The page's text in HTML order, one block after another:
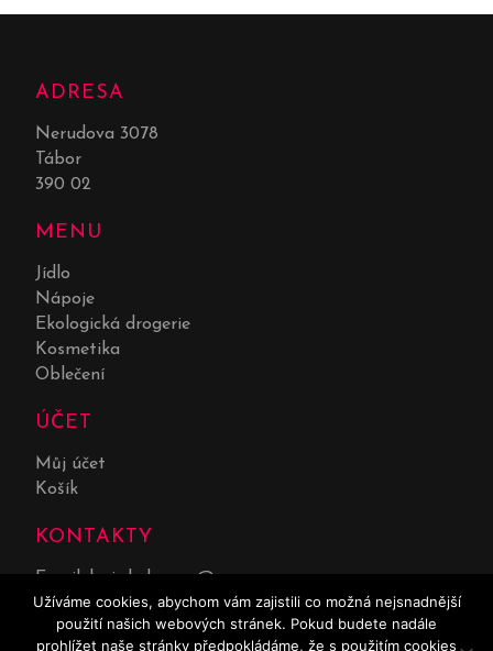
ADRESA
Nerudova 3078
Tábor
390 02
MENU
Jídlo
Nápoje
Ekologická drogerie
Kosmetika
Oblečení
ÚČET
Můj účet
Košík
KONTAKTY
Email: lucie.kolarova@seznam.cz
Telefon:732 551 669
Užíváme cookies, abychom vám zajistili co možná nejsnadnější
použití našich webových stránek. Pokud budete nadále
prohlížet naše stránky předpokládáme, že s použitím cookies